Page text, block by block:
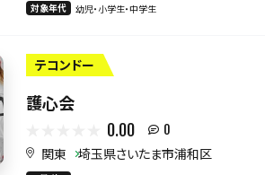
対象年代
幼児・小学生・中学生
テコンドー
護心会
0.00 0
関東 埼玉県さいたま市浦和区